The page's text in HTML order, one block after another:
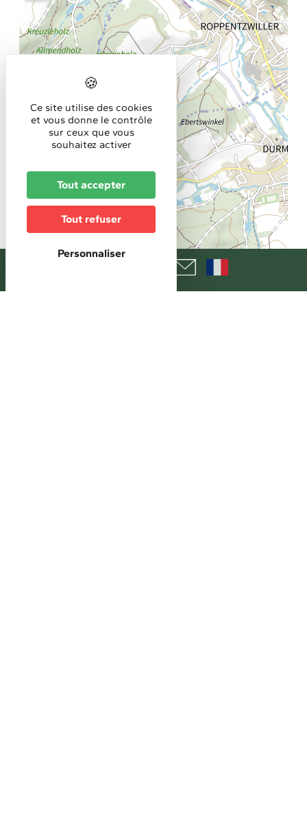
Ce site utilise des cookies
et vous donne le contrôle
sur ceux que vous
souhaitez activer
Tout accepter
Tout refuser
Personnaliser